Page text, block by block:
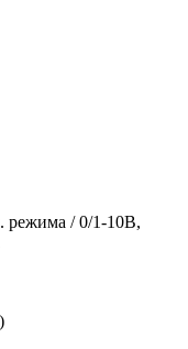
режима / 0/1-10В,